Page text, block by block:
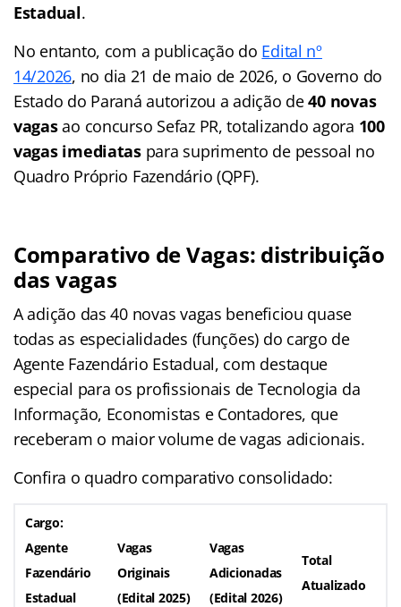
Estadual.
No entanto, com a publicação do Edital nº
14/2026, no dia 21 de maio de 2026, o Governo do
Estado do Paraná autorizou a adição de40 novas
vagasao concurso Sefaz PR, totalizando agora 100
vagas imediataspara suprimento de pessoal no
Quadro Próprio Fazendário (QPF).
Comparativo de Vagas: distribuição
das vagas
A adição das 40 novas vagas beneficiou quase
todas as especialidades (funções) do cargo de
Agente Fazendário Estadual, com destaque
especial para os profissionais de Tecnologia da
Informação, Economistas e Contadores, que
receberam o maior volume de vagas adicionais.
Confira o quadro comparativo consolidado:
Cargo:
Agente
Fazendário
Estadual
Vagas
Originais
(Edital 2025)
Vagas
Adicionadas
(Edital 2026)
Total
Atualizado